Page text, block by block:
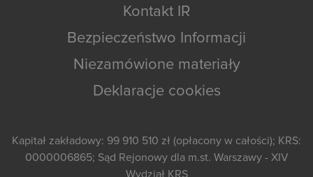
Kontakt IR
Bezpieczeństwo Informacji
Niezamówione materiały
Deklaracje cookies
Kapitał zakładowy: 99 910 510 zł (opłacony w całości); KRS:
0000006865; Sąd Rejonowy dla m.st. Warszawy - XIV
Wydział KRS